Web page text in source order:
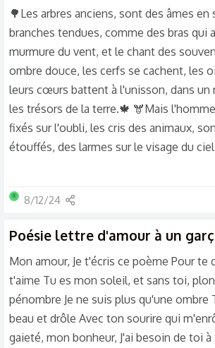
🌳Les arbres anciens, sont des âmes en
branches tendues, comme des bras qui
murmure du vent, et le chant des
ombre douce, les cerfs se cachent, les
leurs cœurs battent à l'unisson, dans un
les trésors de la terre.🍁 🫎Mais
fixés sur l'oubli, les cris des animaux,
étouffés, des larmes sur le visage du
s'évanouissent.🦊 🌳Oh ! Arbres
histoire, et chaque feuille tombée, un
vie, la beauté de la nature, ne doit pas
bruit...
🦋 8/12/24
Poésie lettre d'amour à un
Mon amour, Je t'écris ce poème Pour te
t'aime Tu es mon soleil, et sans toi,
pénombre Je ne suis plus qu'une
beau et drôle Avec ton sourire qui
gaieté, mon bonheur, J'ai besoin de toi